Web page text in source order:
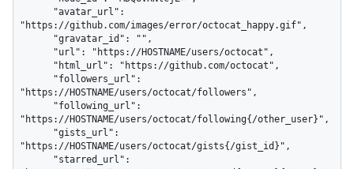
"https://github.com/images/error/octocat_happy.gif",
"https://HOSTNAME/users/octocat/followers",
"https://HOSTNAME/users/octocat/following{/other_user}",
"https://HOSTNAME/users/octocat/gists{/gist_id}",